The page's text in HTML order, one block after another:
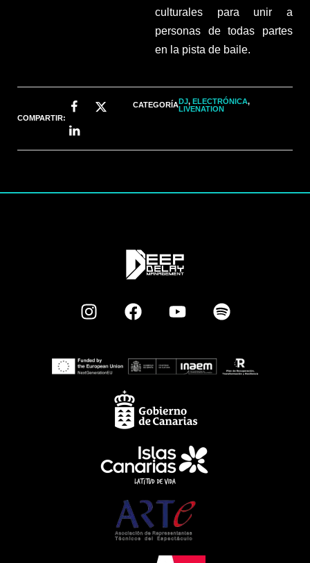
culturales para unir a
personas de todas partes
en la pista de baile.
COMPARTIR:
CATEGORÍADJ,ELECTRÓNICA,
LIVENATION